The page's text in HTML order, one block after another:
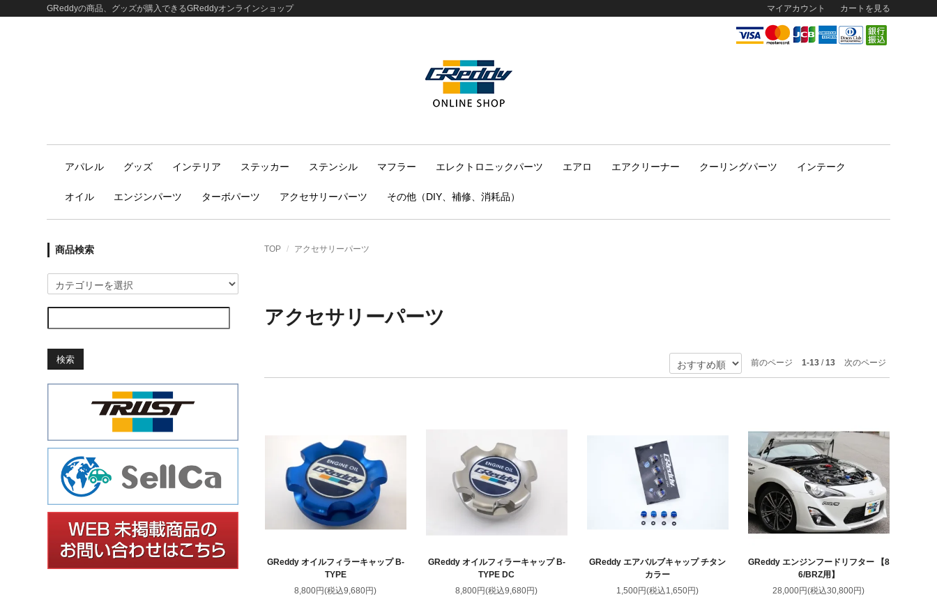
GReddyの商品、グッズが購入できるGReddyオンラインショップ マイアカウント カートを見る
アパレル グッズ インテリア ステッカー ステンシル マフラー エレクトロニックパーツ エアロ エアクリーナー クーリングパーツ インテーク
オイル エンジンパーツ ターボパーツ アクセサリーパーツ その他（DIY、補修、消耗品）
TOP アクセサリーパーツ
アクセサリーパーツ
前のページ 1-13/13 次のページ
GReddy オイルフィラーキャップ B-
TYPE
8,800円(税込9,680円)
GReddy オイルフィラーキャップ B-
TYPE DC
8,800円(税込9,680円)
GReddy エアバルブキャップ チタン
カラー
1,500円(税込1,650円)
GReddy エンジンフードリフター 【8
6/BRZ用】
28,000円(税込30,800円)
商品検索
検索